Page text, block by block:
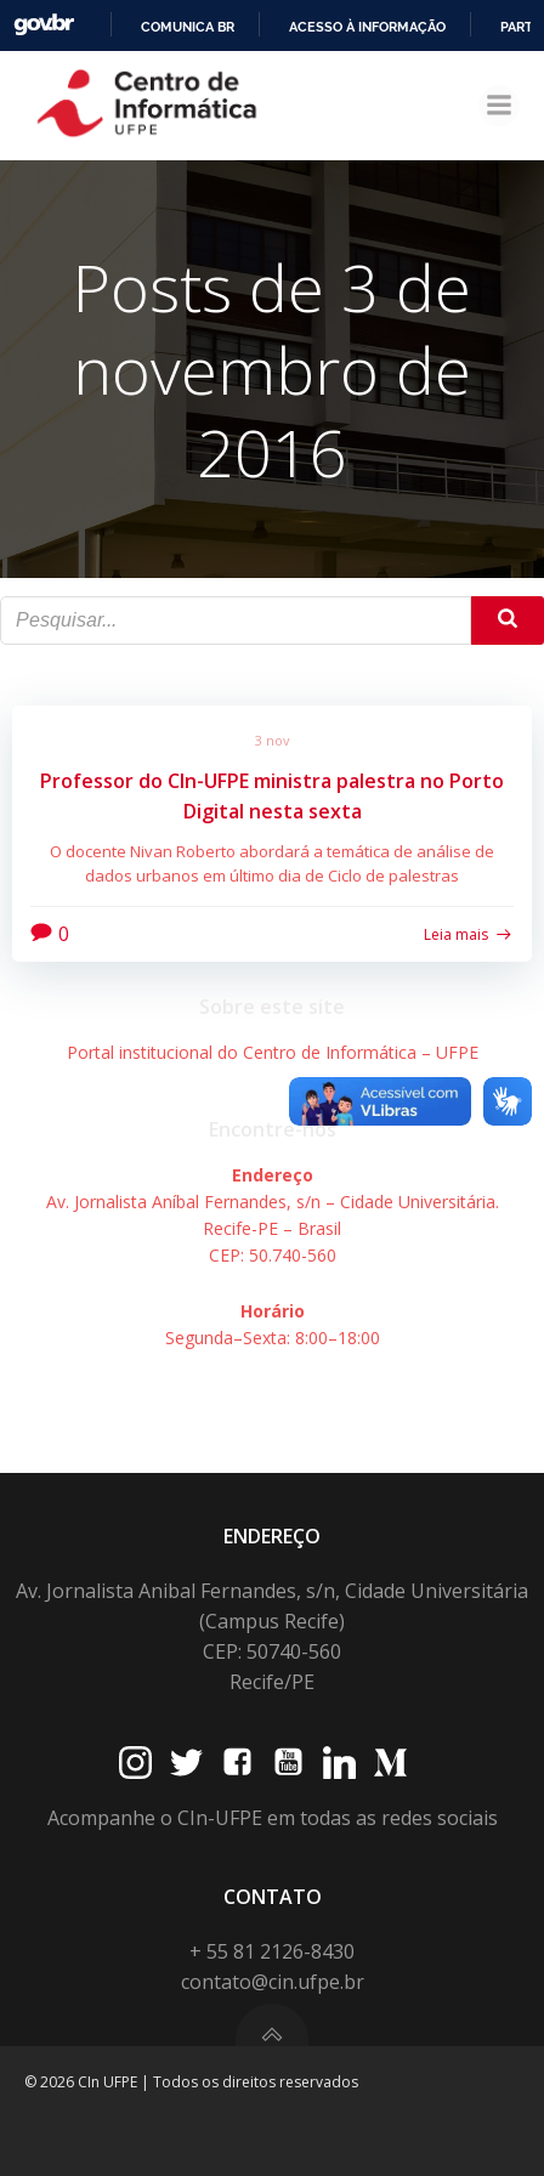
CONTEÚDO
COMUNICA BR ACESSO À INFORMAÇÃO
Posts de 3 de
novembro de
2016
3 nov
Professor do CIn-UFPE ministra palestra no Porto
Digital nesta sexta
O docente Nivan Roberto abordará a temática de análise de
dados urbanos em último dia de Ciclo de palestras
0 Leia mais
Portal institucional do Centro de Informática – UFPE
Encontre-nos
Endereço
Av. Jornalista Aníbal Fernandes, s/n – Cidade Universitária.
Recife-PE – Brasil
CEP: 50.740-560
Horário
Segunda–Sexta: 8:00–18:00
ENDEREÇO
Av. Jornalista Anibal Fernandes, s/n, Cidade Universitária
(Campus Recife)
CEP: 50740-560
Recife/PE
Acompanhe o CIn-UFPE em todas as redes sociais
CONTATO
+ 55 81 2126-8430
contato@cin.ufpe.br
© 2026 CIn UFPE | Todos os direitos reservados